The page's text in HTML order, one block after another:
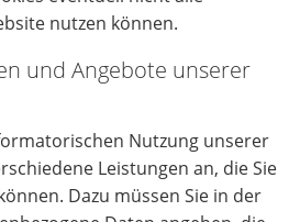
nutzen können.
und Angebote unserer
Nutzung unserer
Leistungen an, die Sie
Dazu müssen Sie in der